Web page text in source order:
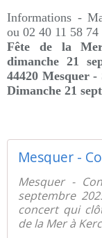
Informations - M
ou 02 40 11 58 74
Fête de la
dimanche 21
44420 Mesquer -
Dimanche 21
Mesquer -
septembre
concert qui
de la Mer à